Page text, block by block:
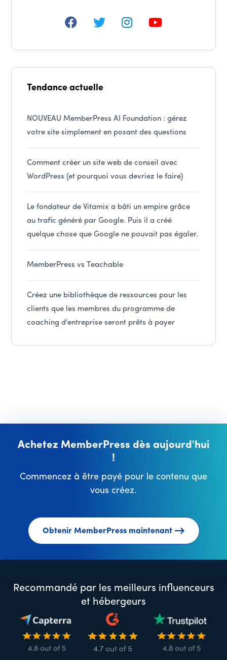
Tendance actuelle
NOUVEAU MemberPress AI Foundation : gérez
votre site simplement en posant des questions
Comment créer un site web de conseil avec
WordPress (et pourquoi vous devriez le faire)
Le fondateur de Vitamix a bâti un empire grâce
au trafic généré par Google. Puis il a créé
quelque chose que Google ne pouvait pas égaler.
MemberPress vs Teachable
Créez une bibliothèque de ressources pour les
clients que les membres du programme de
coaching d'entreprise seront prêts à payer
Achetez MemberPress dès aujourd'hui
!
Commencez à être payé pour le contenu que
vous créez.
Obtenir MemberPress maintenant
Recommandé par les meilleurs influenceurs
et hébergeurs